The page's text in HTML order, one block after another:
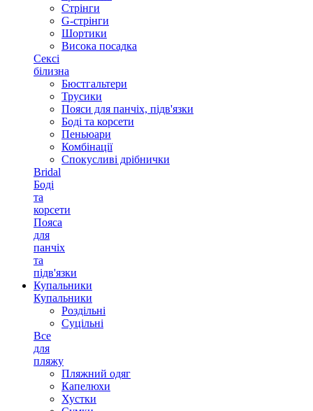
Стрінги
G-стрінги
Шортики
Висока посадка
Сексі
білизна
Бюстгальтери
Трусики
Пояси для панчіх, підв'язки
Боді та корсети
Пеньюари
Комбінації
Спокусливі дрібнички
Bridal
Боді
та
корсети
Пояса
для
панчіх
та
підв'язки
Купальники
Купальники
Роздільні
Суцільні
Все
для
пляжу
Пляжний одяг
Капелюхи
Хустки